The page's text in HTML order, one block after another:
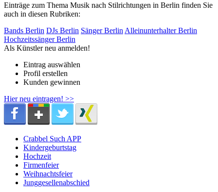
Einträge zum Thema Musik nach Stilrichtungen in Berlin finden Sie
auch in diesen Rubriken:
Bands Berlin DJs Berlin Sänger Berlin Alleinunterhalter Berlin
Hochzeitssänger Berlin
Als Künstler neu anmelden!
Eintrag auswählen
Profil erstellen
Kunden gewinnen
Hier neu eintragen! >>
Crabbel Such APP
Kindergeburtstag
Hochzeit
Firmenfeier
Weihnachtsfeier
Junggesellenabschied